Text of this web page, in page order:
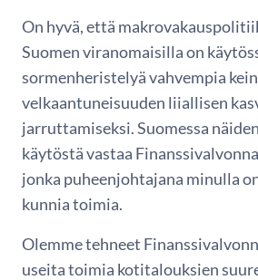
On hyvä, että
Suomen viranomaisilla on
sormenheristelyä vahvempia
velkaantuneisuuden liiallisen
jarruttamiseksi. Suomessa
käytöstä vastaa
jonka puheenjohtajana minulla
kunnia toimia.
Olemme tehneet
useita toimia kotitalouksien